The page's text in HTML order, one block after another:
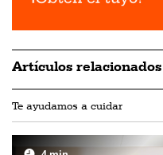
Artículos relacionados
Te ayudamos a cuidar